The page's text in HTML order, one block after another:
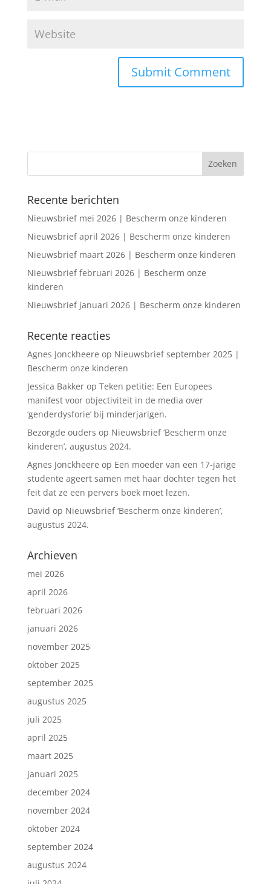
Recente berichten
Nieuwsbrief mei 2026 | Bescherm onze kinderen
Nieuwsbrief april 2026 | Bescherm onze kinderen
Nieuwsbrief maart 2026 | Bescherm onze kinderen
Nieuwsbrief februari 2026 | Bescherm onze
kinderen
Nieuwsbrief januari 2026 | Bescherm onze kinderen
Recente reacties
Agnes Jonckheere op Nieuwsbrief september 2025 |
Bescherm onze kinderen
Jessica Bakkerop Teken petitie: Een Europees
manifest voor objectiviteit in de media over
‘genderdysforie’ bij minderjarigen.
Bezorgde ouders op Nieuwsbrief ‘Bescherm onze
kinderen’, augustus 2024.
Agnes Jonckheere op Een moeder van een 17-jarige
studente ageert samen met haar dochter tegen het
feit dat ze een pervers boek moet lezen.
David op Nieuwsbrief ‘Bescherm onze kinderen’,
augustus 2024.
Archieven
mei 2026
april 2026
februari 2026
januari 2026
november 2025
oktober 2025
september 2025
augustus 2025
juli 2025
april 2025
maart 2025
januari 2025
december 2024
november 2024
oktober 2024
september 2024
augustus 2024